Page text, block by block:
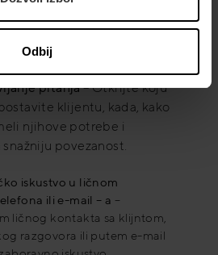
Odbij
pitanja– Otkrijte koju
klijentu, kada, kako
njihove potrebe i
povezanost.
iskustvo u ličnom
ili e-mail – a –
ličnog kontakta sa klijntom,
razgovora ili putem e-mail